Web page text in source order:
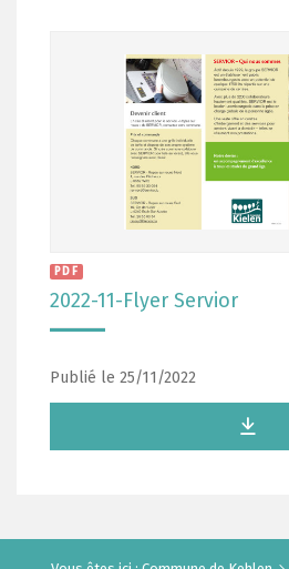
PDF
2022-11-Flyer Servior
Publié le 25/11/2022